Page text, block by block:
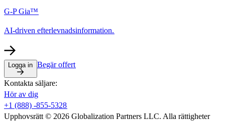
G-P Gia™​​
AI-driven efterlevnadsinformation.​​
Logga in​​ Begär offert​​
Kontakta säljare:​​
Hör av dig​​
+1 (888) -855-5328​​
Upphovsrätt © 2026 Globalization Partners LLC. Alla rättigheter